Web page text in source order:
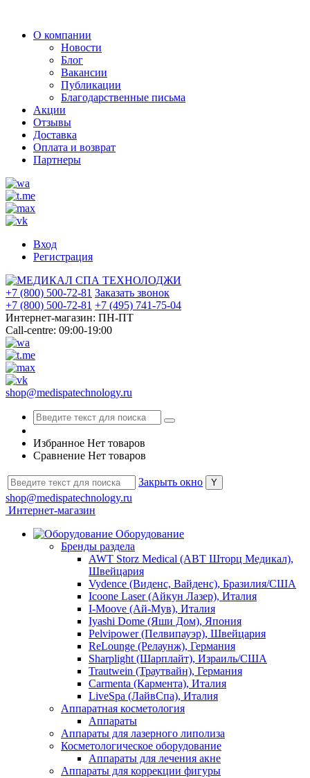
О компании
Новости
Блог
Вакансии
Публикации
Благодарственные письма
Акции
Отзывы
Доставка
Оплата и возврат
Партнеры
Вход
Регистрация
+7 (800) 500-72-81 Заказать звонок
+7 (800) 500-72-81 +7 (495) 741-75-04
Интернет-магазин: ПН-ПТ
Call-centre: 09:00-19:00
shop@medispatechnology.ru
Избранное Нет товаров
Сравнение Нет товаров
Закрыть окно
shop@medispatechnology.ru
Интернет-магазин
Оборудование
Бренды раздела
AWT Storz Medical (АВТ Шторц Медикал),
Швейцария
Vydence (Виденс, Вайденс), Бразилия/США
Icoone Laser (Айкун Лазер), Италия
I-Moove (Ай-Мув), Италия
Iyashi Dome (Яши Дом), Япония
Pelvipower (Пелвипауэр), Швейцария
ReLounge (Релаунж), Германия
Sharplight (Шарплайт), Израиль/США
Trautwein (Траутвайн), Германия
Carmenta (Кармента), Италия
LiveSpa (ЛайвСпа), Италия
Аппаратная косметология
Аппараты
Аппараты для лазерного липолиза
Косметологическое оборудование
Аппараты для лечения акне
Аппараты для коррекции фигуры